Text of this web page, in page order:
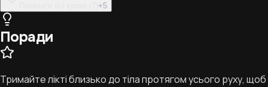
+5
Поради
Тримайте лікті близько до тіла протягом усього руху, щоб